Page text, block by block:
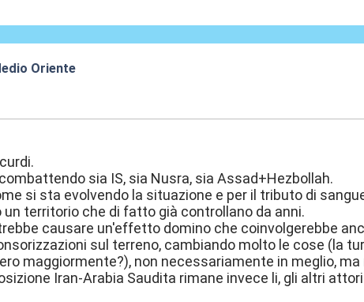
Oriente
sia IS, sia Nusra, sia Assad+Hezbollah.
si sta evolvendo la situazione e per il tributo di
territorio che di fatto già controllano da anni.
causare un'effetto domino che coinvolgerebbe
sul terreno, cambiando molto le cose (la
maggiormente?), non necessariamente in meglio, ma
Iran-Arabia Saudita rimane invece li, gli altri